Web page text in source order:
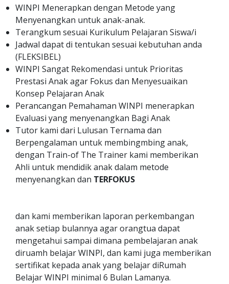
WINPI Menerapkan dengan Metode yang
Menyenangkan untuk anak-anak.
Terangkum sesuai Kurikulum Pelajaran Siswa/i
Jadwal dapat di tentukan sesuai kebutuhan anda
(FLEKSIBEL)
WINPI Sangat Rekomendasi untuk Prioritas
Prestasi Anak agar Fokus dan Menyesuaikan
Konsep Pelajaran Anak
Perancangan Pemahaman WINPI menerapkan
Evaluasi yang menyenangkan Bagi Anak
Tutor kami dari Lulusan Ternama dan
Berpengalaman untuk membingmbing anak,
dengan Train-of The Trainer kami memberikan
Ahli untuk mendidik anak dalam metode
menyenangkan dan TERFOKUS
dan kami memberikan laporan perkembangan
anak setiap bulannya agar orangtua dapat
mengetahui sampai dimana pembelajaran anak
diruamh belajar WINPI, dan kami juga memberikan
sertifikat kepada anak yang belajar diRumah
Belajar WINPI minimal 6 Bulan Lamanya.